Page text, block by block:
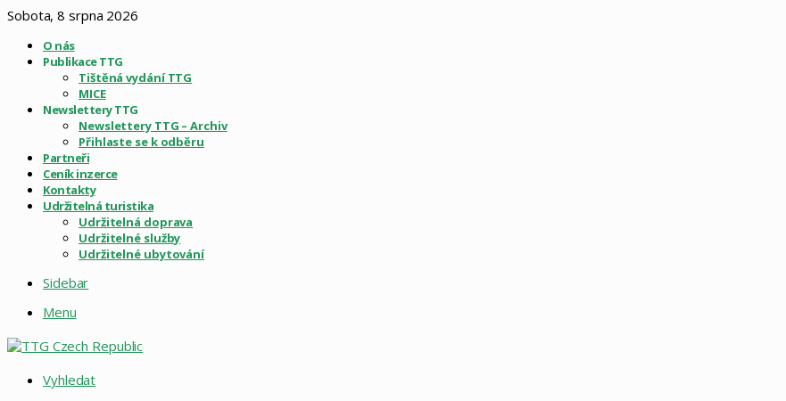
Sobota, 8 srpna 2026
O nás
Publikace TTG
Tištěná vydání TTG
MICE
Newslettery TTG
Newslettery TTG – Archiv
Přihlaste se k odběru
Partneři
Ceník inzerce
Kontakty
Udržitelná turistika
Udržitelná doprava
Udržitelné služby
Udržitelné ubytování
Sidebar
Menu
Vyhledat